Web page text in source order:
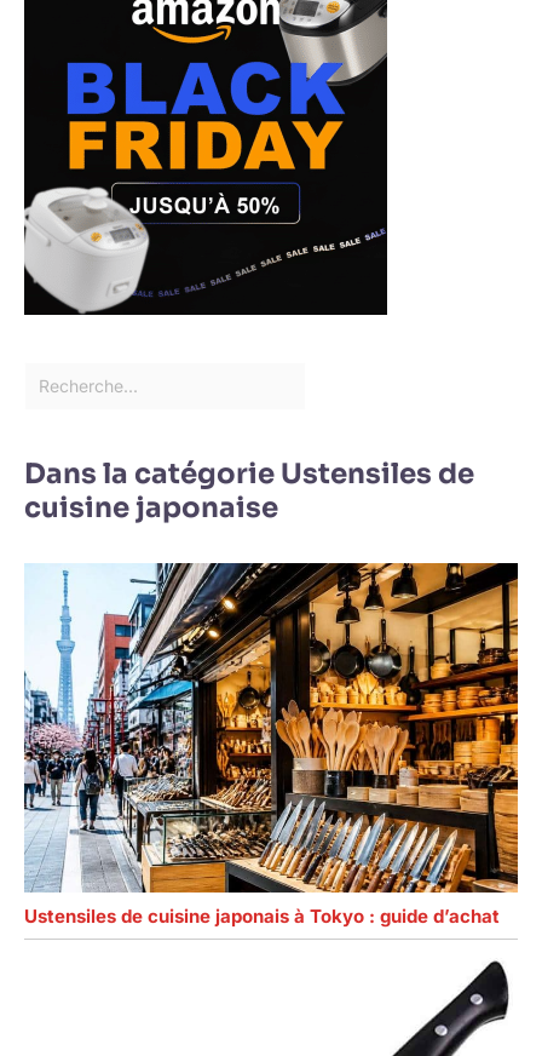
Dans la catégorie Ustensiles de
cuisine japonaise
Ustensiles de cuisine japonais à Tokyo : guide d’achat